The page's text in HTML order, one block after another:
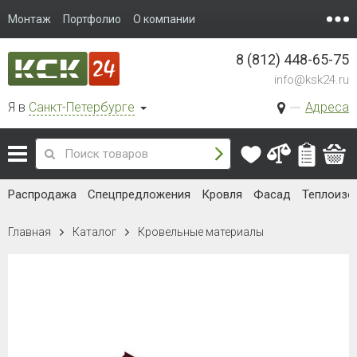
Монтаж Портфолио О компании
Я в Санкт-Петербурге Адреса
8 (812) 448-65-75
info@ksk24.ru
Распродажа Спецпредложения Кровля Фасад
Главная Каталог Кровельные материалы